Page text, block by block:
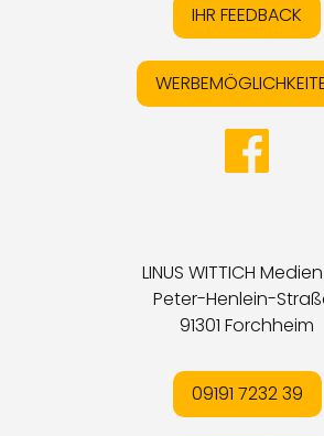
IHR FEEDBACK
LINUS WITTICH
Peter-Henlein-
91301 Forchheim
09191 7232 39